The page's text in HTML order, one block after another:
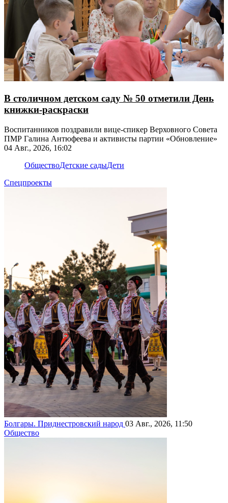
В столичном детском саду № 50 отметили День
книжки-раскраски
Воспитанников поздравили вице-спикер Верховного Совета
ПМР Галина Антюфеева и активисты партии «Обновление»
04 Авг., 2026, 16:02
ОбществоДетские садыДети
Спецпроекты
Болгары. Приднестровский народ 03 Авг., 2026, 11:50
Общество